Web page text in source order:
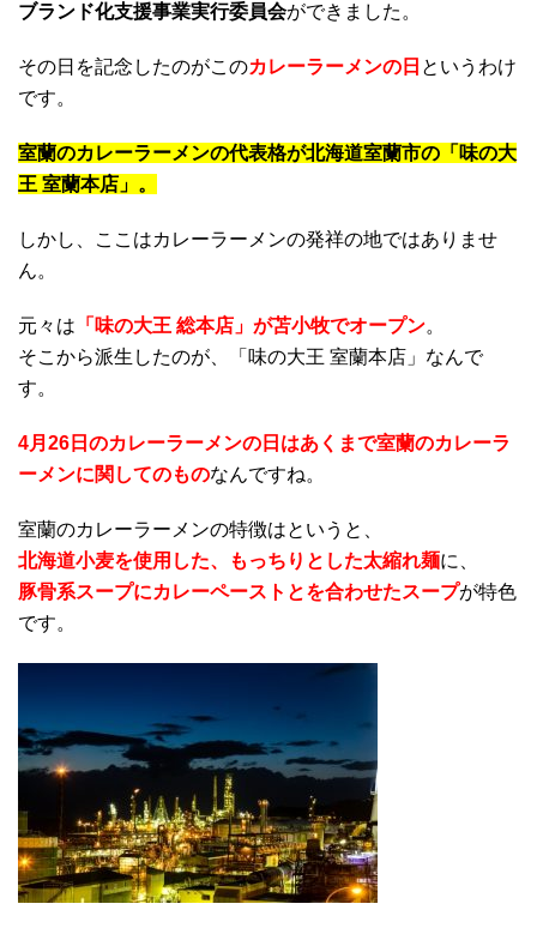
ブランド化支援事業実行委員会ができました。
その日を記念したのがこのカレーラーメンの日 というわけ
です。
室蘭のカレーラーメンの代表格が北海道室蘭市の「味の大
王 室蘭本店」。
しかし、ここはカレーラーメンの発祥の地ではありませ
ん。
元々は 「味の大王 総本店」が苫小牧でオープン。
そこから派生したのが、「味の大王 室蘭本店」なんで
す。
4月26日のカレーラーメンの日はあくまで室蘭のカレーラ
ーメンに関してのものなんですね。
室蘭のカレーラーメンの特徴はというと、
北海道小麦を使用した、もっちりとした太縮れ麺に、
豚骨系スープにカレーペーストとを合わせたスープが特色
です。